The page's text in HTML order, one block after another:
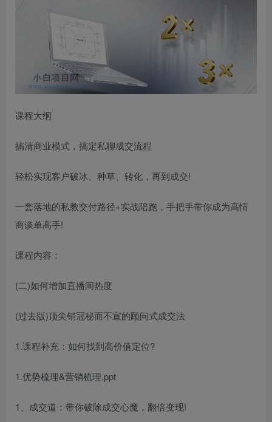
课程大纲
搞清商业模式，搞定私聊成交流程
轻松实现客户破冰、种草、转化，再到成交!
一套落地的私教交付路径+实战陪跑，手把手带你成为高情
商谈单高手!
课程内容：
(二)如何增加直播间热度
(过去版)顶尖销冠秘而不宣的顾问式成交法
1.课程补充：如何找到高价值定位?
1.优势梳理&营销梳理.ppt
1、成交道：带你破除成交心魔，翻倍变现!